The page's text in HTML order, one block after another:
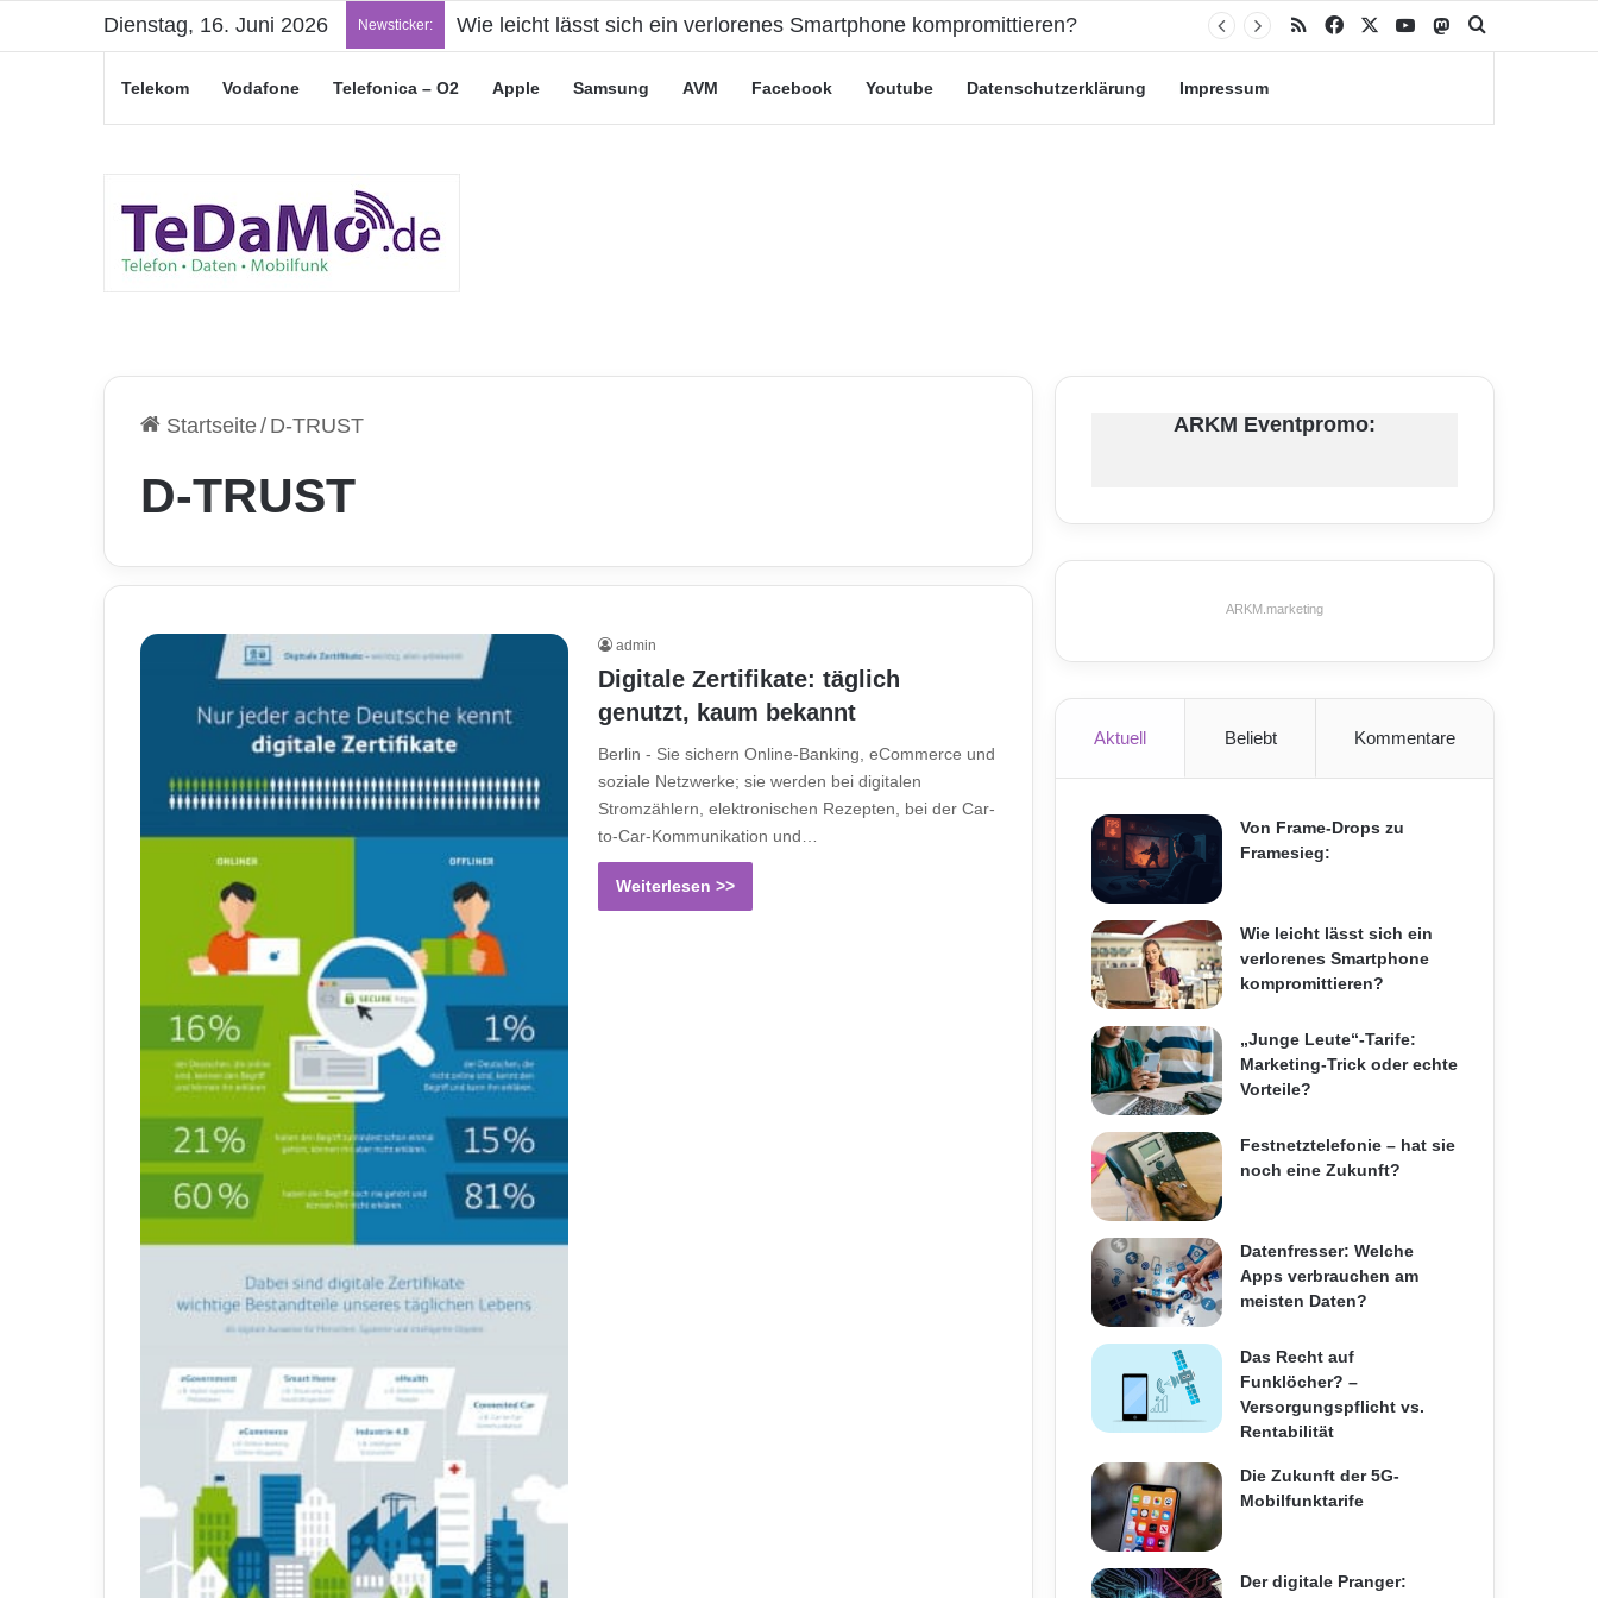
Dienstag, 16. Juni 2026 Newsticker: Wie leicht lässt sich ein verlorenes Smartphone kompromittieren? RSS Facebook YouTubeMastodon
Telekom Vodafone Telefonica – O2 Apple Samsung AVM Facebook Youtube Datenschutzerklärung Impressum
Startseite/ D-TRUST
D-TRUST
admin
Digitale Zertifikate: täglich
genutzt, kaum bekannt
Berlin - Sie sichern Online-Banking, eCommerce und
soziale Netzwerke; sie werden bei digitalen
Stromzählern, elektronischen Rezepten, bei der Car-
to-Car-Kommunikation und…
Weiterlesen >>
ARKM Eventpromo:
ARKM.marketing
Aktuell Beliebt Kommentare
Von Frame-Drops zu
Framesieg:
Wie leicht lässt sich ein
verlorenes Smartphone
kompromittieren?
„Junge Leute“-Tarife:
Marketing-Trick oder echte
Vorteile?
Festnetztelefonie – hat sie
noch eine Zukunft?
Datenfresser: Welche
Apps verbrauchen am
meisten Daten?
Das Recht auf
Funklöcher? –
Versorgungspflicht vs.
Rentabilität
Die Zukunft der 5G-
Mobilfunktarife
Der digitale Pranger: